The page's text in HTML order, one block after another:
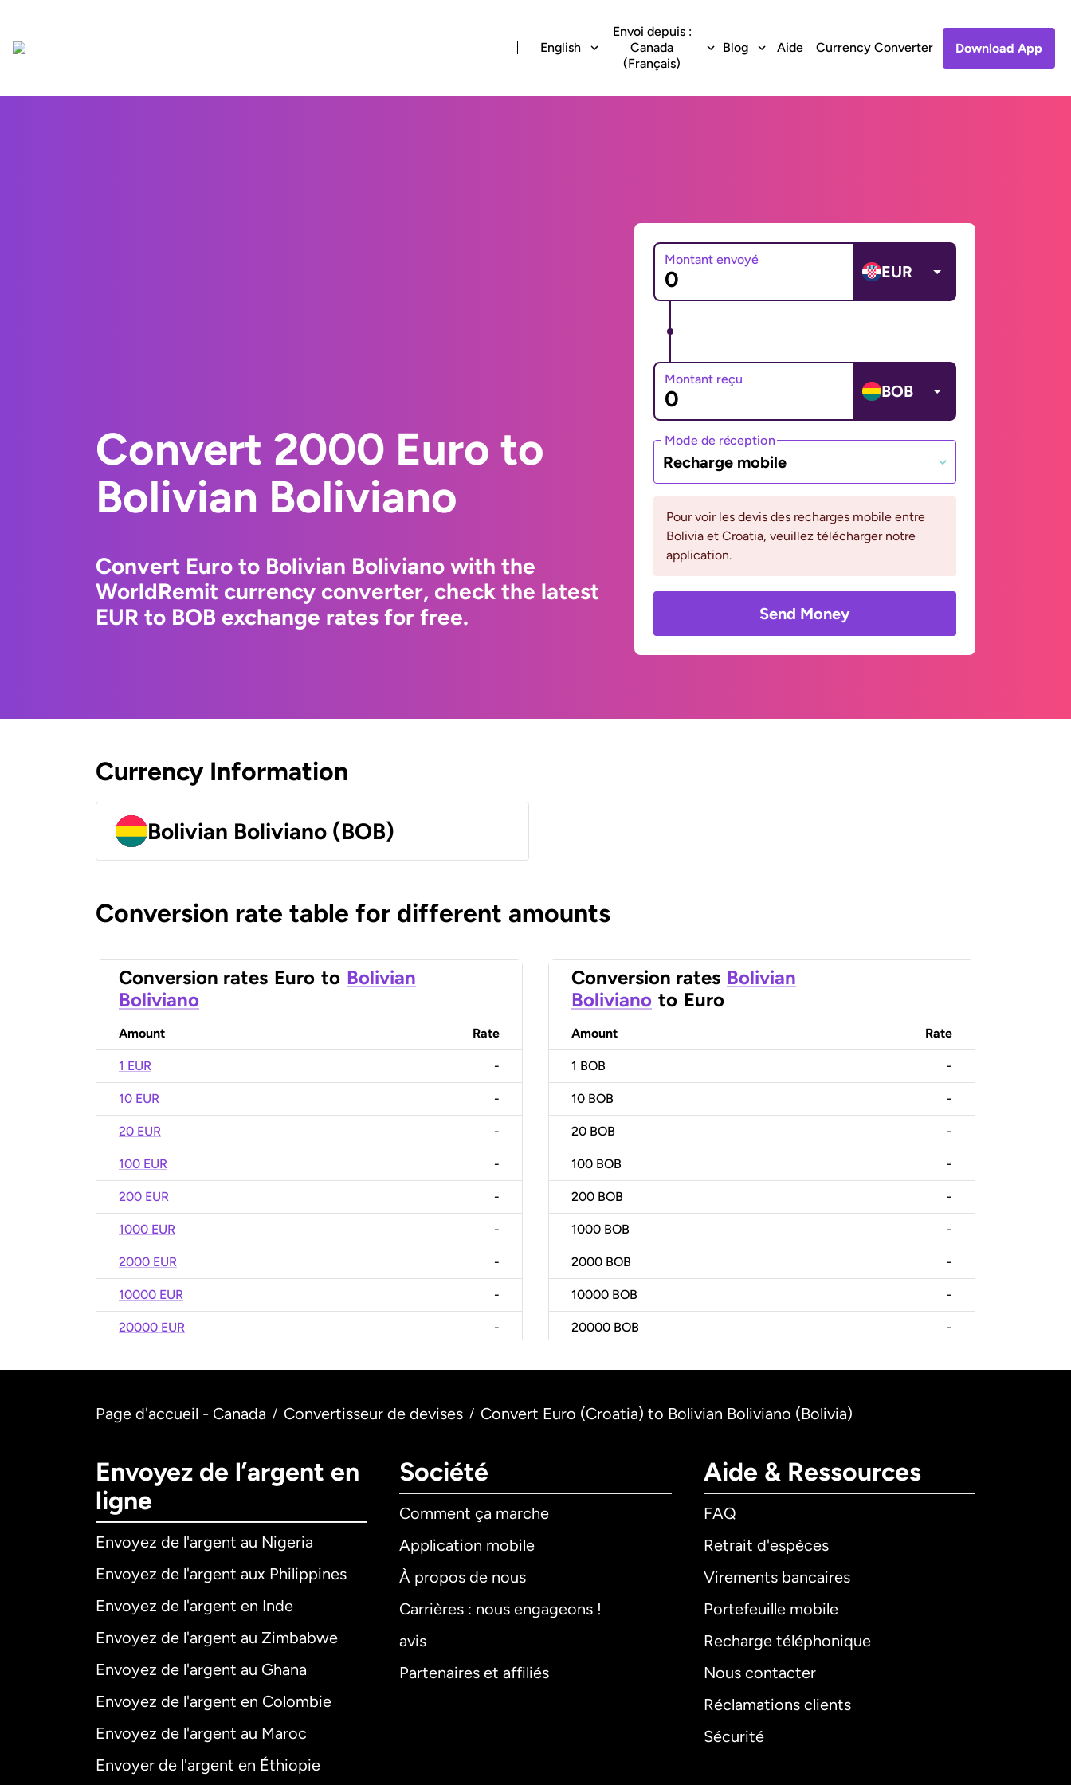
English
Envoi depuis :
Canada
(Français)
Blog Aide Currency Converter Download App
Convert 2000 Euro to
Bolivian Boliviano
Convert Euro to Bolivian Boliviano with the
WorldRemit currency converter, check the latest
EUR to BOB exchange rates for free.
Montant envoyé
EUR
Montant reçu
BOB
Mode de réception
Recharge mobile
Pour voir les devis des recharges mobile entre
Bolivia et Croatia, veuillez télécharger notre
application.
Send Money
Currency Information
Bolivian Boliviano (BOB)
Conversion rate table for different amounts
Conversion rates Euro to Bolivian
Boliviano
Amount Rate
1 EUR -
10 EUR -
20 EUR -
100 EUR -
200 EUR -
1000 EUR -
2000 EUR -
10000 EUR -
20000 EUR -
Conversion rates Bolivian
Boliviano to Euro
Amount Rate
1 BOB -
10 BOB -
20 BOB -
100 BOB -
200 BOB -
1000 BOB -
2000 BOB -
10000 BOB -
20000 BOB -
Page d'accueil - Canada / Convertisseur de devises / Convert Euro (Croatia) to Bolivian Boliviano (Bolivia)
Envoyez de l’argent en
ligne
Envoyez de l'argent au Nigeria
Envoyez de l'argent aux Philippines
Envoyez de l'argent en Inde
Envoyez de l'argent au Zimbabwe
Envoyez de l'argent au Ghana
Envoyez de l'argent en Colombie
Envoyez de l'argent au Maroc
Envoyer de l'argent en Éthiopie
Société
Comment ça marche
Application mobile
À propos de nous
Carrières : nous engageons !
avis
Partenaires et affiliés
Aide & Ressources
FAQ
Retrait d'espèces
Virements bancaires
Portefeuille mobile
Recharge téléphonique
Nous contacter
Réclamations clients
Sécurité